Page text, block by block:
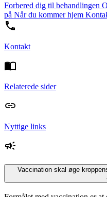
Forbered dig til behandlingen
på Når du kommer hjem
Kontakt
Relaterede sider
Nyttige links
Vaccination skal øge